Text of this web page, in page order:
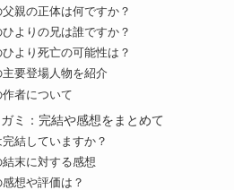
父親の正体は何ですか？
ひよりの兄は誰ですか？
ひより死亡の可能性は？
主要登場人物を紹介
作者について
ミ：完結や感想をまとめて
完結していますか？
結末に対する感想
想や評価は？